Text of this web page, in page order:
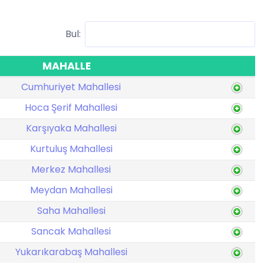
Bul:
MAHALLE
Cumhuriyet Mahallesi
Hoca Şerif Mahallesi
Karşıyaka Mahallesi
Kurtuluş Mahallesi
Merkez Mahallesi
Meydan Mahallesi
Saha Mahallesi
Sancak Mahallesi
Yukarıkarabaş Mahallesi